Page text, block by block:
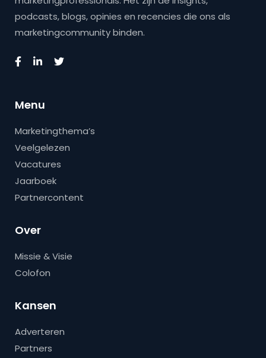
podcasts, blogs, opinies en recencies die ons als
marketingcommunity binden.
Menu
Marketingthema’s
Veelgelezen
Vacatures
Jaarboek
Partnercontent
Over
Missie & Visie
Colofon
Kansen
Adverteren
Partners